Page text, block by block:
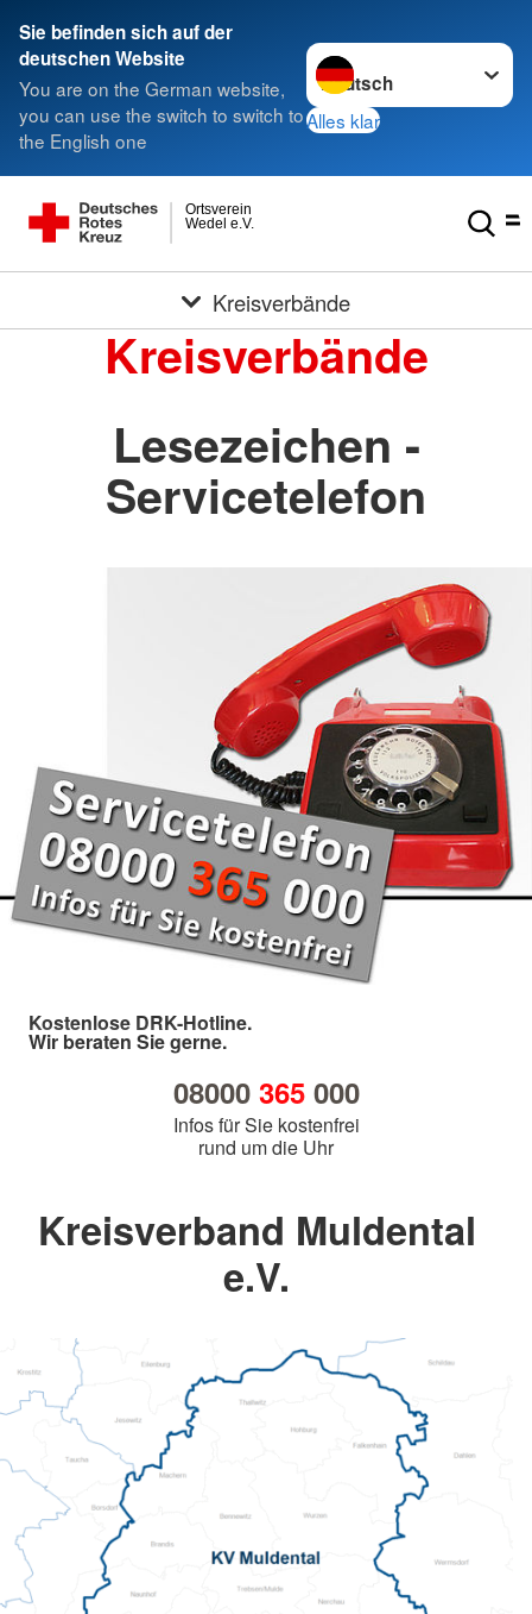
Sie befinden sich auf der
deutschen Website
You are on the German website,
you can use the switch to switch to
the English one
Sprache wechseln zu
Alles klar
Wedel e.V.
Ortsverein
Kreisverbände
Kreisverbände
Lesezeichen -
Servicetelefon
Kostenlose DRK-Hotline.
Wir beraten Sie gerne.
08000 365000
Infos für Sie kostenfrei
rund um die Uhr
Kreisverband Muldental
e.V.